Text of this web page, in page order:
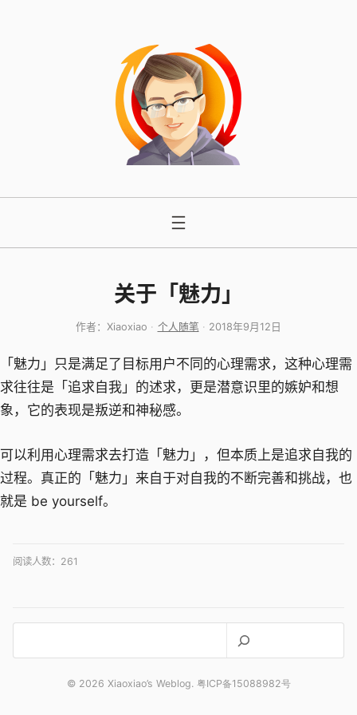
关于「魅力」
作者： Xiaoxiao 个人随笔 2018年9月12日
「魅力」只是满足了目标用户不同的心理需求，这种心理需
求往往是「追求自我」的述求，更是潜意识里的嫉妒和想
象，它的表现是叛逆和神秘感。
可以利用心理需求去打造「魅力」，但本质上是追求自我的
过程。真正的「魅力」来自于对自我的不断完善和挑战，也
就是 be yourself。
阅读人数： 261
索
© 2026 Xiaoxiao’s Weblog. 粤ICP备15088982号